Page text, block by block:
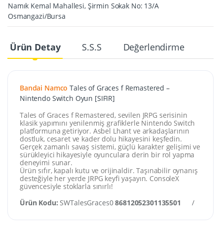
Namık Kemal Mahallesi, Şirmin Sokak No: 13/A
Osmangazi/Bursa
Ürün Detay S.S.S Değerlendirme
Bandai Namco Tales of Graces f Remastered –
Nintendo Switch Oyun [SIFIR]
Tales of Graces f Remastered, sevilen JRPG serisinin
klasik yapımını yenilenmiş grafiklerle Nintendo Switch
platformuna getiriyor. Asbel Lhant ve arkadaşlarının
dostluk, cesaret ve kader dolu hikayesini keşfedin.
Gerçek zamanlı savaş sistemi, güçlü karakter gelişimi ve
sürükleyici hikayesiyle oyunculara derin bir rol yapma
deneyimi sunar.
Ürün sıfır, kapalı kutu ve orijinaldir. Taşınabilir oynanış
desteğiyle her yerde JRPG keyfi yaşayın. ConsoleX
güvencesiyle stoklarla sınırlı!
Ürün Kodu: SWTalesGraces086812052301135501 /